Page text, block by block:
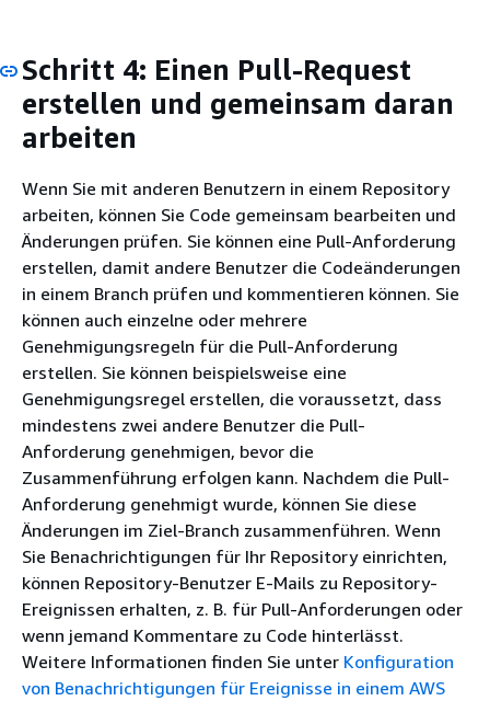
Schritt 4: Einen Pull-Request
erstellen und gemeinsam daran
arbeiten
Wenn Sie mit anderen Benutzern in einem Repository
arbeiten, können Sie Code gemeinsam bearbeiten und
Änderungen prüfen. Sie können eine Pull-Anforderung
erstellen, damit andere Benutzer die Codeänderungen
in einem Branch prüfen und kommentieren können. Sie
können auch einzelne oder mehrere
Genehmigungsregeln für die Pull-Anforderung
erstellen. Sie können beispielsweise eine
Genehmigungsregel erstellen, die voraussetzt, dass
mindestens zwei andere Benutzer die Pull-
Anforderung genehmigen, bevor die
Zusammenführung erfolgen kann. Nachdem die Pull-
Anforderung genehmigt wurde, können Sie diese
Änderungen im Ziel-Branch zusammenführen. Wenn
Sie Benachrichtigungen für Ihr Repository einrichten,
können Repository-Benutzer E-Mails zu Repository-
Ereignissen erhalten, z. B. für Pull-Anforderungen oder
wenn jemand Kommentare zu Code hinterlässt.
Weitere Informationen finden Sie unter Konfiguration
von Benachrichtigungen für Ereignisse in einem AWS